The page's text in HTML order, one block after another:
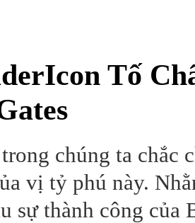
Tố
chúng ta chắc
vị tỷ phú này.
sự thành công